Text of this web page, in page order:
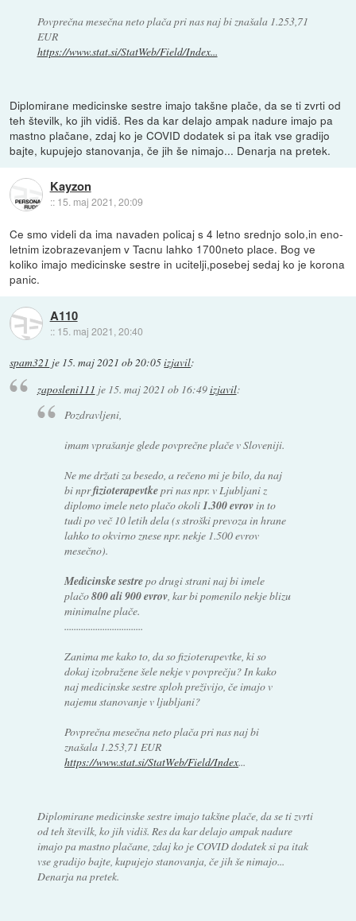
Povprečna mesečna neto plača pri nas naj bi znašala 1.253,71
EUR
https://www.stat.si/StatWeb/Field/Index...
Diplomirane medicinske sestre imajo takšne plače, da se ti zvrti od
teh številk, ko jih vidiš. Res da kar delajo ampak nadure imajo pa
mastno plačane, zdaj ko je COVID dodatek si pa itak vse gradijo
bajte, kupujejo stanovanja, če jih še nimajo... Denarja na pretek.
Kayzon
:: 15. maj 2021, 20:09
Ce smo videli da ima navaden policaj s 4 letno srednjo solo,in eno-
letnim izobrazevanjem v Tacnu lahko 1700neto place. Bog ve
koliko imajo medicinske sestre in ucitelji,posebej sedaj ko je korona
panic.
A110
:: 15. maj 2021, 20:40
spam321 je 15. maj 2021 ob 20:05izjavil:
zaposleni111 je 15. maj 2021 ob 16:49izjavil:
Pozdravljeni,
imam vprašanje glede povprečne plače v Sloveniji.
Ne me držati za besedo, a rečeno mi je bilo, da naj
bi nprfizioterapevtkepri nas npr. v Ljubljani z
diplomo imele neto plačo okoli1.300 evrovin to
tudi po več 10 letih dela (s stroški prevoza in hrane
lahko to okvirno znese npr. nekje 1.500 evrov
mesečno).
Medicinske sestrepo drugi strani naj bi imele
plačo800 ali 900 evrov, kar bi pomenilo nekje blizu
minimalne plače.
.................................
Zanima me kako to, da so fizioterapevtke, ki so
dokaj izobražene šele nekje v povprečju? In kako
naj medicinske sestre sploh preživijo, če imajo v
najemu stanovanje v ljubljani?
Povprečna mesečna neto plača pri nas naj bi
znašala 1.253,71 EUR
https://www.stat.si/StatWeb/Field/Index...
Diplomirane medicinske sestre imajo takšne plače, da se ti zvrti
od teh številk, ko jih vidiš. Res da kar delajo ampak nadure
imajo pa mastno plačane, zdaj ko je COVID dodatek si pa itak
vse gradijo bajte, kupujejo stanovanja, če jih še nimajo...
Denarja na pretek.